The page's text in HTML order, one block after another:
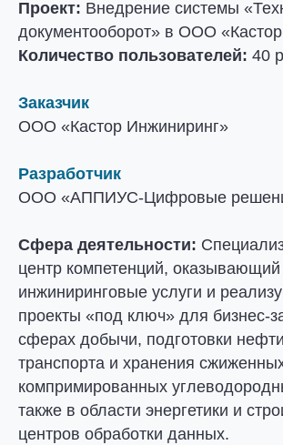
Проект: Внедрение системы
документооборот» в ООО
Количество пользователей: 40
Заказчик
ООО «Кастор Инжиниринг»
Разработчик
ООО «АППИУС-Цифровые
Сфера деятельности:
центр компетенций, оказывающий
инжиниринговые услуги и
проекты «под ключ» для бизнес-
сферах добычи, подготовки
транспорта и хранения
компримированных
также в области энергетики и
центров обработки данных.